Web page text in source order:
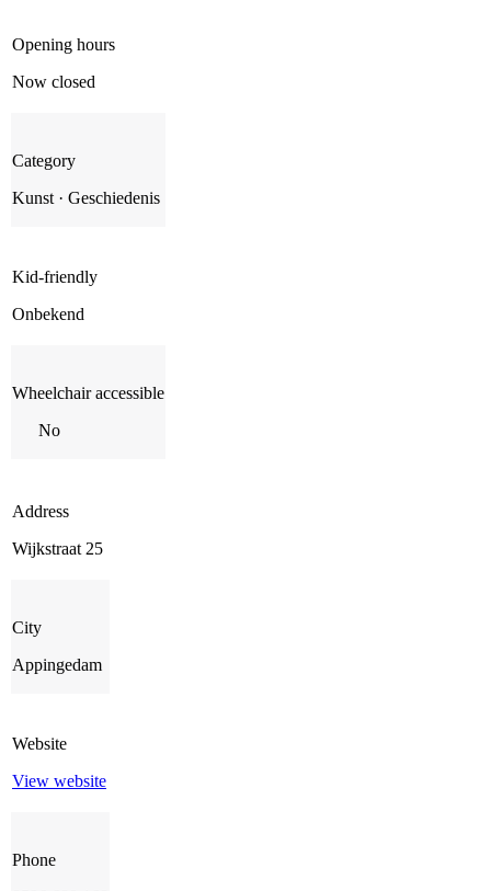
Opening hours
Now closed
Category
Kunst · Geschiedenis
Kid-friendly
Onbekend
Wheelchair accessible
No
Address
Wijkstraat 25
City
Appingedam
Website
View website
Phone